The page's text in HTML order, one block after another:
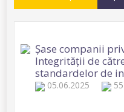
Șase companii
Integrității de
standardelor de
05.06.2025 55